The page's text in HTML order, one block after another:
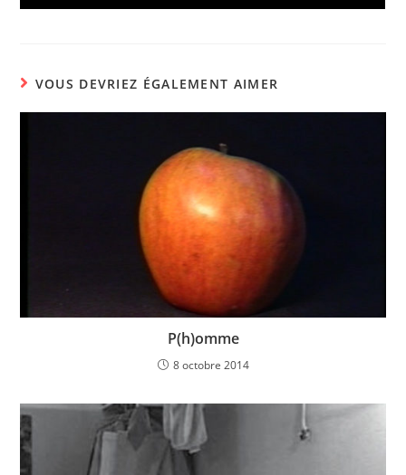
VOUS DEVRIEZ ÉGALEMENT AIMER
P(h)omme
8 octobre 2014